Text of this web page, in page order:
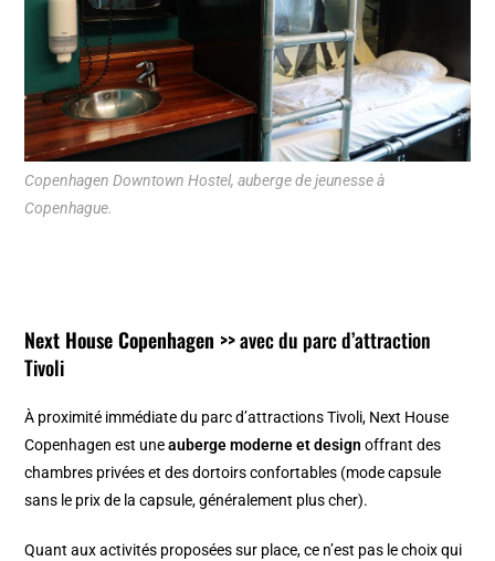
Copenhagen Downtown Hostel, auberge de jeunesse à
Copenhague.
Next House Copenhagen >>avec du parc d’attraction
Tivoli
À proximité immédiate du parc d’attractions Tivoli, Next House
Copenhagen est uneauberge moderne et design offrant des
chambres privées et des dortoirs confortables (mode capsule
sans le prix de la capsule, généralement plus cher).
Quant aux activités proposées sur place, ce n’est pas le choix qui